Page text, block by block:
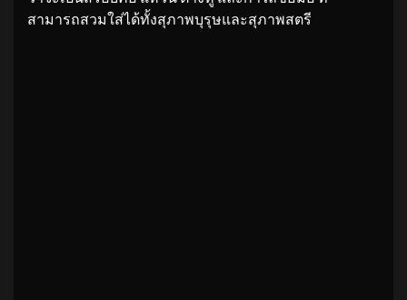
สามารถสวมใส่ได้ทั้งสุภาพบุรุษและสุภาพสตรี